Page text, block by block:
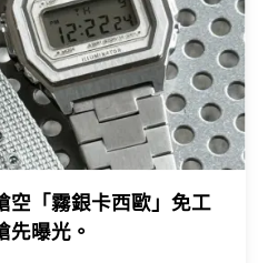
空「霧銀卡西歐」免工
先曝光。